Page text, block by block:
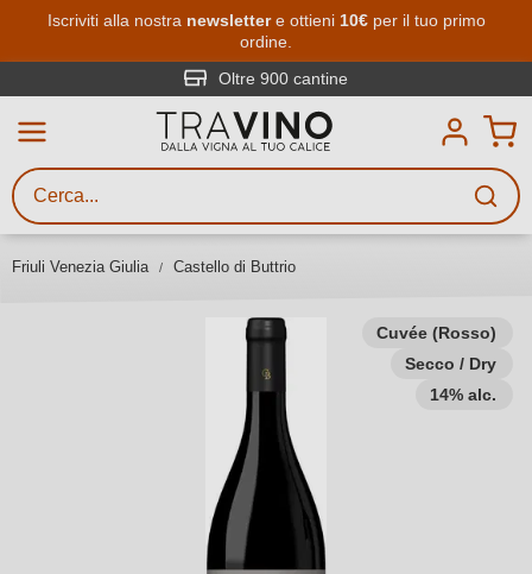
Passa al contenuto principale
Iscriviti alla nostra newslettere ottieni 10€per il tuo primo
ordine.
Oltre 900 cantine
Friuli Venezia Giulia Castello di Buttrio
Cuvée (Rosso)
Secco / Dry
14% alc.
Ricerca vini
Inserisci almeno 3 caratteri
gusto, occasione, nome del vino,
vitigno, regione, cantina o altri